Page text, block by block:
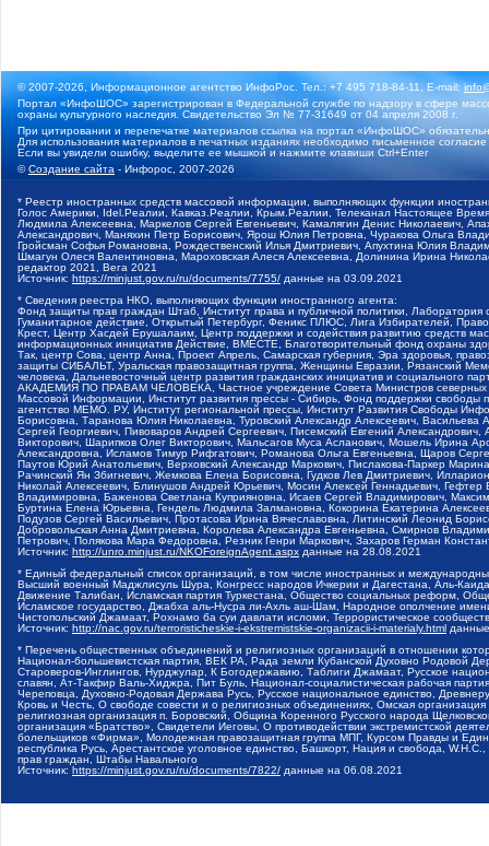
© 2007-2026, Информационное агентство ИнфоРос. Тел.: +7 495 718-84-11, E-mail:
Портал «ИнфоШОС» зарегистрирован в Федеральной службе по надзору в сфере
охраны культурного наследия. Свидетельство Эл № 77-31649 от 04 апреля 2008 г.
При цитировании и перепечатке материалов ссылка на портал «ИнфоШОС»
Для использования материалов в печатных изданиях необходимо письменное
Если вы увидели ошибку, выделите ее мышкой и нажмите клавиши Ctrl+Enter
©Создание сайта - Инфорос, 2007-2026
* Реестр иностранных средств массовой информации, выполняющих функции
Голос Америки, Idel.Реалии, Кавказ.Реалии, Крым.Реалии, Телеканал Настоящее
Людмила Алексеевна, Маркелов Сергей Евгеньевич, Камалягин Денис Николаевич,
Александрович, Маняхин Петр Борисович, Ярош Юлия Петровна, Чуракова Ольга
Гройсман Софья Романовна, Рождественский Илья Дмитриевич, Апухтина Юлия
Шмагун Олеся Валентиновна, Мароховская Алеся Алексеевна, Долинина Ирина
редактор 2021, Вега 2021
Источник: https://minjust.gov.ru/ru/documents/7755/ данные на 03.09.2021
* Сведения реестра НКО, выполняющих функции иностранного агента:
Фонд защиты прав граждан Штаб, Институт права и публичной политики,
Гуманитарное действие, Открытый Петербург, Феникс ПЛЮС, Лига Избирателей,
Крест, Центр Хасдей Ерушалаим, Центр поддержки и содействия развитию средств
информационных инициатив Действие, ВМЕСТЕ, Благотворительный фонд охраны
Так, центр Сова, центр Анна, Проект Апрель, Самарская губерния, Эра здоровья,
защиты СИБАЛЬТ, Уральская правозащитная группа, Женщины Евразии, Рязанский
человека, Дальневосточный центр развития гражданских инициатив и социального
АКАДЕМИЯ ПО ПРАВАМ ЧЕЛОВЕКА, Частное учреждение Совета Министров северных
Массовой Информации, Институт развития прессы - Сибирь, Фонд поддержки
агентство МЕМО. РУ, Институт региональной прессы, Институт Развития Свободы
Борисовна, Таранова Юлия Николаевна, Туровский Александр Алексеевич,
Сергей Георгиевич, Пивоваров Андрей Сергеевич, Писемский Евгений
Викторович, Шарипков Олег Викторович, Мальсагов Муса Асланович, Мошель Ирина
Александровна, Исламов Тимур Рифгатович, Романова Ольга Евгеньевна, Щаров
Паутов Юрий Анатольевич, Верховский Александр Маркович, Пислакова-Паркер
Рачинский Ян Збигневич, Жемкова Елена Борисовна, Гудков Лев Дмитриевич,
Николай Алексеевич, Блинушов Андрей Юрьевич, Мосин Алексей Геннадьевич,
Владимировна, Баженова Светлана Куприяновна, Исаев Сергей Владимирович,
Буртина Елена Юрьевна, Гендель Людмила Залмановна, Кокорина Екатерина
Подузов Сергей Васильевич, Протасова Ирина Вячеславовна, Литинский Леонид
Добровольская Анна Дмитриевна, Королева Александра Евгеньевна, Смирнов
Петрович, Полякова Мара Федоровна, Резник Генри Маркович, Захаров Герман
Источник: http://unro.minjust.ru/NKOForeignAgent.aspx данные на 28.08.2021
* Единый федеральный список организаций, в том числе иностранных и
Высший военный Маджлисуль Шура, Конгресс народов Ичкерии и Дагестана, Аль-
Движение Талибан, Исламская партия Туркестана, Общество социальных реформ,
Исламское государство, Джабха аль-Нусра ли-Ахль аш-Шам, Народное ополчение
Чистопольский Джамаат, Рохнамо ба суи давлати исломи, Террористическое
Источник: http://nac.gov.ru/terroristicheskie-i-ekstremistskie-organizacii-i-materialy.html
* Перечень общественных объединений и религиозных организаций в отношении
Национал-большевистская партия, ВЕК РА, Рада земли Кубанской Духовно Родовой
Староверов-Инглингов, Нурджулар, К Богодержавию, Таблиги Джамаат, Русское
славян, Ат-Такфир Валь-Хиджра, Пит Буль, Национал-социалистическая рабочая
Череповца, Духовно-Родовая Держава Русь, Русское национальное единство,
Кровь и Честь, О свободе совести и о религиозных объединениях, Омская
религиозная организация п. Боровский, Община Коренного Русского народа
организация «Братство», Свидетели Иеговы, О противодействии экстремистской
болельщиков «Фирма», Молодежная правозащитная группа МПГ, Курсом Правды и
республика Русь, Арестантское уголовное единство, Башкорт, Нация и свобода,
прав граждан, Штабы Навального
Источник: https://minjust.gov.ru/ru/documents/7822/ данные на 06.08.2021